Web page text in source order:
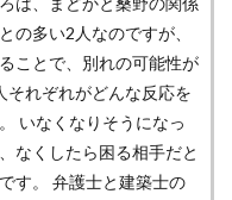
の多い2人なのですが、
ことで、別れの可能性が
それぞれがどんな反応を
いなくなりそうになっ
なくしたら困る相手だと
す。 弁護士と建築士の